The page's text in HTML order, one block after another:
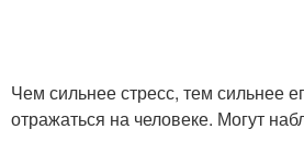
Чем сильнее стресс, тем сильнее
отражаться на человеке. Могут